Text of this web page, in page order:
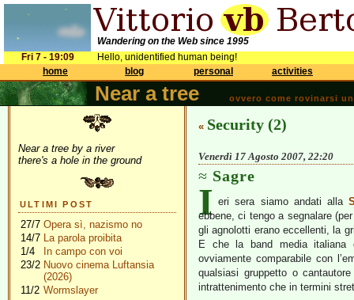
Wandering on the Web since 1995
Fri 7 - 19:09
Hello, unidentified human being!
home
blog personal activities
Near a tree ovvero come rovinarsi
Near a tree by a river
there's a hole in the ground
ULTIMI POST
27/7 Opera sì, nazismo no
14/7 La parola proibita
1/4
In campo con voi
23/2 Nuovo cinema Luftansia
(2026)
11/2 Wormslayer
« Security (2)
Venerdì 17 Agosto 2007, 22:20
Sagre
I eri sera siamo andati alla
ebbene, ci tengo a segnalare
gli agnolotti erano eccellenti, la
E che la band media
ovviamente comparabile con
qualsiasi gruppetto o
intrattenimento che in termini